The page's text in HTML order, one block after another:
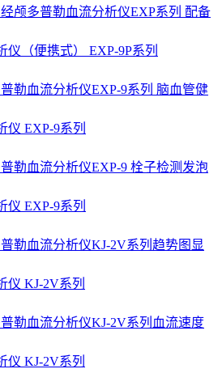
（便携式） EXP-9P系列
仪 EXP-9系列
仪 EXP-9系列
仪 KJ-2V系列
仪 KJ-2V系列